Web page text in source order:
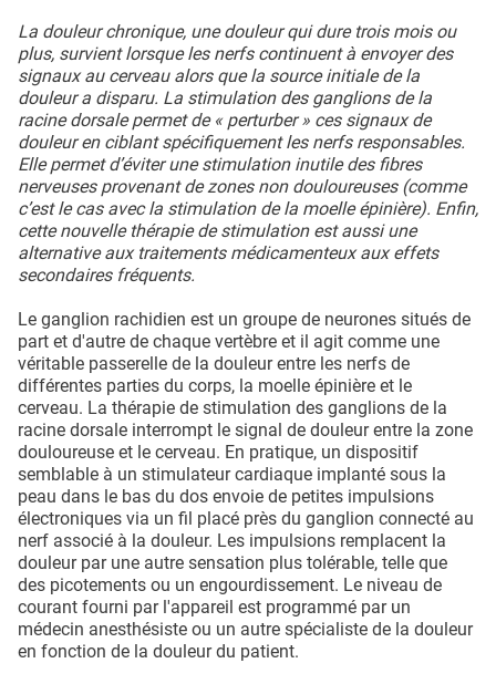
La douleur chronique, une douleur qui dure trois mois ou
plus, survient lorsque les nerfs continuent à envoyer des
signaux au cerveau alors que la source initiale de la
douleur a disparu. La stimulation des ganglions de la
racine dorsale permet de « perturber » ces signaux de
douleur en ciblant spécifiquement les nerfs responsables.
Elle permet d’éviter une stimulation inutile des fibres
nerveuses provenant de zones non douloureuses (comme
c’est le cas avec la stimulation de la moelle épinière). Enfin,
cette nouvelle thérapie de stimulation est aussi une
alternative aux traitements médicamenteux aux effets
secondaires fréquents.
Le ganglion rachidien est un groupe de neurones situés de
part et d'autre de chaque vertèbre et il agit comme une
véritable passerelle de la douleur entre les nerfs de
différentes parties du corps, la moelle épinière et le
cerveau. La thérapie de stimulation des ganglions de la
racine dorsale interrompt le signal de douleur entre la zone
douloureuse et le cerveau. En pratique, un dispositif
semblable à un stimulateur cardiaque implanté sous la
peau dans le bas du dos envoie de petites impulsions
électroniques via un fil placé près du ganglion connecté au
nerf associé à la douleur. Les impulsions remplacent la
douleur par une autre sensation plus tolérable, telle que
des picotements ou un engourdissement. Le niveau de
courant fourni par l'appareil est programmé par un
médecin anesthésiste ou un autre spécialiste de la douleur
en fonction de la douleur du patient.